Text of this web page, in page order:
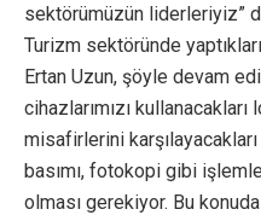
sektörümüzün liderleriyiz”
Turizm sektöründe
Ertan Uzun, şöyle devam
cihazlarımızı kullanacakları
misafirlerini
basımı, fotokopi gibi
olması gerekiyor. Bu